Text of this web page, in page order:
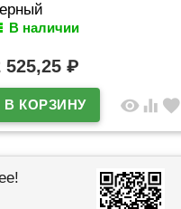
В наличии
525,25 ₽
visibility equalizer favorite